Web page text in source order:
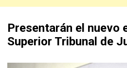
Presentarán el nuevo
Superior Tribunal de